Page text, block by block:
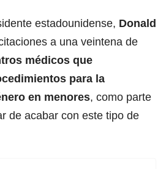
estadounidense, Donald
a una veintena de
médicos que
para la
en menores, como parte
de acabar con este tipo de